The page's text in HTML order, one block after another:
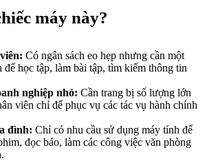
máy này?
Có ngân sách eo hẹp nhưng cần một
để học tập, làm bài tập, tìm kiếm thông tin
nghiệp nhỏ: Cần trang bị số lượng lớn
viên chỉ để phục vụ các tác vụ hành chính
đình: Chỉ có nhu cầu sử dụng máy tính để
đọc báo, làm các công việc văn phòng